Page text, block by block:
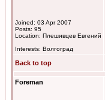
Joined: 03 Apr 2007
Posts: 95
Location: Плешивцев Евгений
Interests: Волгоград
Back to top
Foreman